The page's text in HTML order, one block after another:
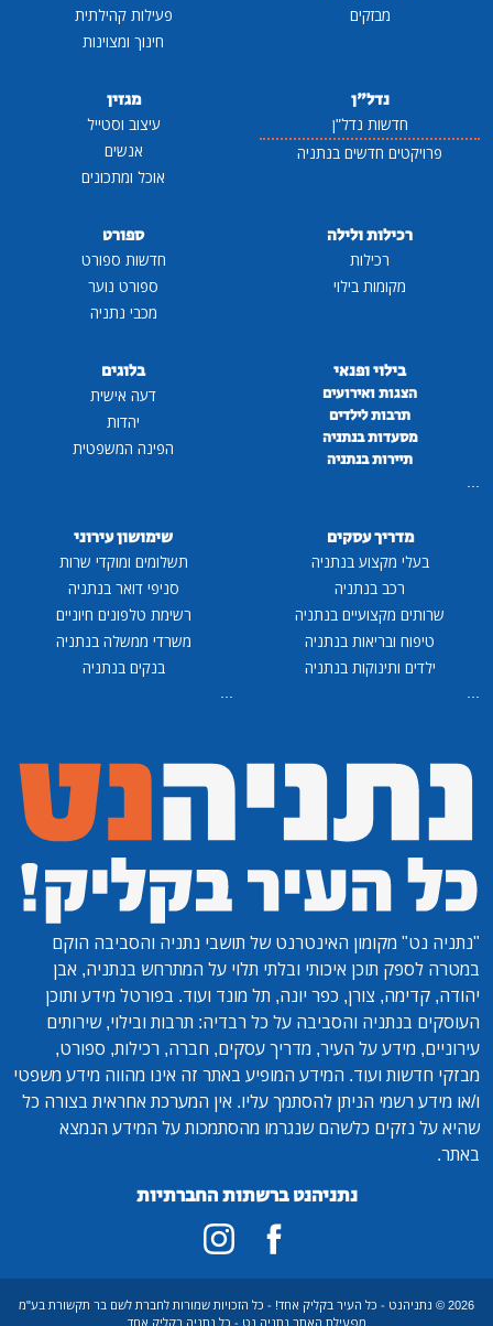
מבזקים
פעילות קהילתית
חינוך ומצוינות
נדל"ן
חדשות נדל"ן
פרויקטים חדשים בנתניה
מגזין
עיצוב וסטייל
אנשים
אוכל ומתכונים
רכילות ולילה
רכילות
מקומות בילוי
ספורט
חדשות ספורט
ספורט נוער
מכבי נתניה
בילוי ופנאי
הצגות ואירועים
תרבות לילדים
מסעדות בנתניה
תיירות בנתניה
בלוגים
דעה אישית
יהדות
הפינה המשפטית
מדריך עסקים
בעלי מקצוע בנתניה
רכב בנתניה
שרותים מקצועיים בנתניה
טיפוח ובריאות בנתניה
ילדים ותינוקות בנתניה
שימושון עירוני
תשלומים ומוקדי שרות
סניפי דואר בנתניה
רשימת טלפונים חיוניים
משרדי ממשלה בנתניה
בנקים בנתניה
"נתניה נט" מקומון האינטרנט של תושבי נתניה והסביבה הוקם
במטרה לספק תוכן איכותי ובלתי תלוי על המתרחש בנתניה, אבן
יהודה, קדימה, צורן, כפר יונה, תל מונד ועוד. בפורטל מידע ותוכן
העוסקים בנתניה והסביבה על כל רבדיה: תרבות ובילוי, שירותים
עירוניים, מידע על העיר, מדריך עסקים, חברה, רכילות, ספורט,
מבזקי חדשות ועוד. המידע המופיע באתר זה אינו מהווה מידע משפטי
ו/או מידע רשמי הניתן להסתמך עליו. אין המערכת אחראית בצורה כל
שהיא על נזקים כלשהם שנגרמו מהסתמכות על המידע הנמצא
באתר.
נתניהנט ברשתות החברתיות
2026 © נתניהנט - כל העיר בקליק אחד! - כל הזכויות שמורות לחברת לשם בר תקשורת בע"מ
מפעילת האתר נתניה נט - כל נתניה בקליק אחד